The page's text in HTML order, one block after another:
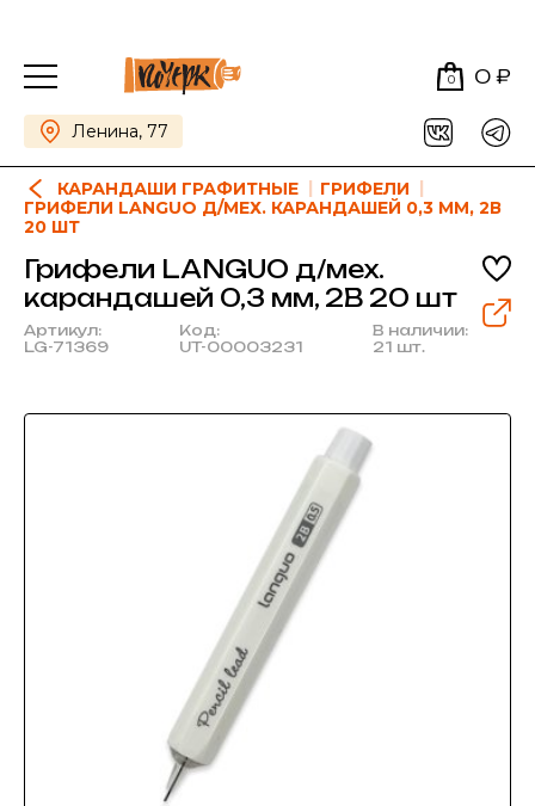
0 0 ₽
Ленина, 77
КАРАНДАШИ ГРАФИТНЫЕ
ГРИФЕЛИ
ГРИФЕЛИ LANGUO Д/МЕХ. КАРАНДАШЕЙ 0,3 ММ, 2В
20 ШТ
Грифели LANGUO д/мех.
карандашей 0,3 мм, 2В 20 шт
Артикул:
LG-71369
Код:
UT-00003231
В наличии:
21 шт.